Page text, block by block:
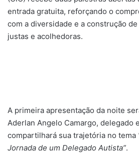
entrada gratuita, reforçando o
com a diversidade e a construção
justas e acolhedoras.
A primeira apresentação da noite
Aderlan Angelo Camargo, delegado
compartilhará sua trajetória no tema
Jornada de um Delegado Autista”.